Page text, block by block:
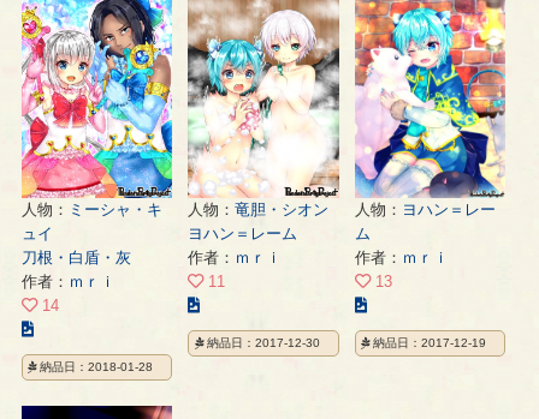
ス
ト
の
ペ
ー
ジ
ラ
ス
ト
の
ペ
ー
ジ
ペ
ー
ジ
人物： ミーシャ・キ
ュイ
刀根・白盾・灰
作者： ｍｒｉ
14
の
イ
納品日：2018-01-28
人物：竜胆・シオン
ヨハン＝レーム
作者： ｍｒｉ
11
の
イ
納品日：2017-12-30
人物： ヨハン＝レー
ム
作者： ｍｒｉ
13
の
イ
納品日：2017-12-19